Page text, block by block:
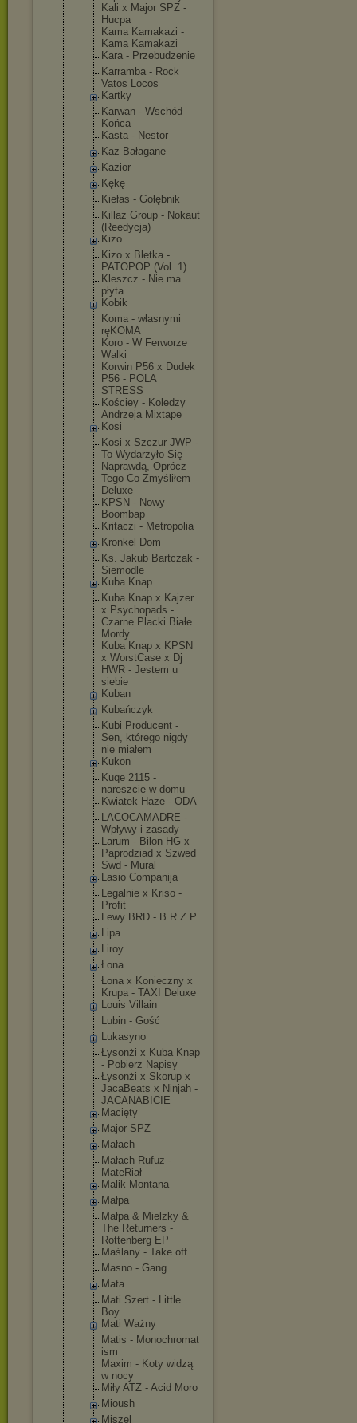
Kali x Major SPZ -
Hucpa
Kama Kamakazi -
Kama Kamakazi
Kara - Przebudzenie
Karramba - Rock
Vatos Locos
Kartky
Karwan - Wschód
Końca
Kasta - Nestor
Kaz Bałagane
Kazior
Kękę
Kiełas - Gołębnik
Killaz Group - Nokaut
(Reedycja)
Kizo
Kizo x Bletka -
PATOPOP (Vol. 1)
Kleszcz - Nie ma
płyta
Kobik
Koma - własnymi
ręKOMA
Koro - W Ferworze
Walki
Korwin P56 x Dudek
P56 - POLA
STRESS
Kościey - Koledzy
Andrzeja Mixtape
Kosi
Kosi x Szczur JWP -
To Wydarzyło Się
Naprawdą, Oprócz
Tego Co Zmyśliłem
Deluxe
KPSN - Nowy
Boombap
Kritaczi - Metropolia
Kronkel Dom
Ks. Jakub Bartczak -
Siemodle
Kuba Knap
Kuba Knap x Kajzer
x Psychopads -
Czarne Placki Białe
Mordy
Kuba Knap x KPSN
x WorstCase x Dj
HWR - Jestem u
siebie
Kuban
Kubańczyk
Kubi Producent -
Sen, którego nigdy
nie miałem
Kukon
Kuqe 2115 -
nareszcie w domu
Kwiatek Haze - ODA
LACOCAMADRE -
Wpływy i zasady
Larum - Bilon HG x
Paprodziad x Szwed
Swd - Mural
Lasio Companija
Legalnie x Kriso -
Profit
Lewy BRD - B.R.Z.P
Lipa
Liroy
Łona
Łona x Konieczny x
Krupa - TAXI Deluxe
Louis Villain
Lubin - Gość
Lukasyno
Łysonżi x Kuba Knap
- Pobierz Napisy
Łysonżi x Skorup x
JacaBeats x Ninjah -
JACANABICIE
Macięty
Major SPZ
Małach
Małach Rufuz -
MateRiał
Malik Montana
Małpa
Małpa & Mielzky &
The Returners -
Rottenberg EP
Maślany - Take off
Masno - Gang
Mata
Mati Szert - Little
Boy
Mati Ważny
Matis - Monochromat
ism
Maxim - Koty widzą
w nocy
Miły ATZ - Acid Moro
Mioush
Miszel